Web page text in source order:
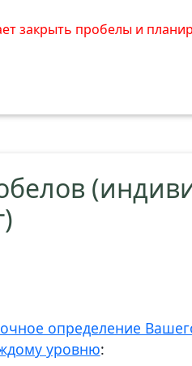
закрыть пробелы и
определение
уровню: